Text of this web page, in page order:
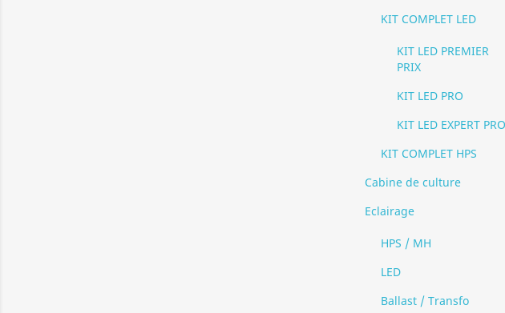
KIT COMPLET LED
KIT LED PREMIER
PRIX
KIT LED PRO
KIT LED EXPERT PRO
KIT COMPLET HPS
Cabine de culture
Eclairage
HPS / MH
LED
Ballast / Transfo